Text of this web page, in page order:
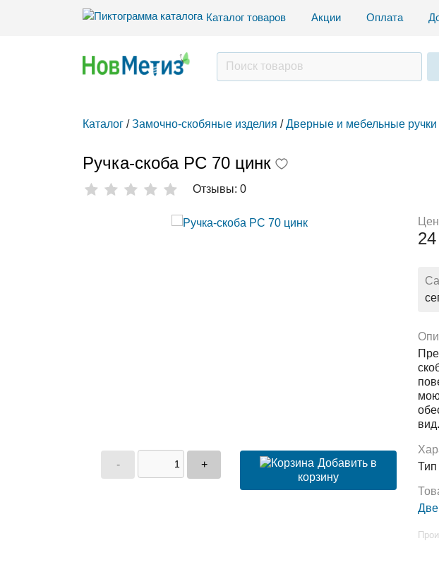
Каталог товаров Акции Оплата
Каталог / Замочно-скобяные изделия / Дверные и мебельные ручки
Ручка-скоба РС 70 цинк
Отзывы: 0
- +
Добавить в
корзину
вид.
Тип